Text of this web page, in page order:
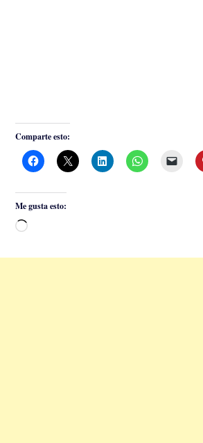
Comparte esto:
Me gusta esto:
Cargando...